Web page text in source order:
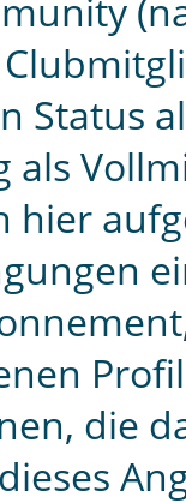
Status
als
hier
die